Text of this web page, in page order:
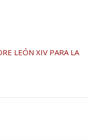
LEÓN XIV PARA LA